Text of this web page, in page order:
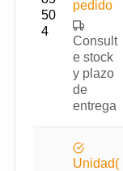
50
4
pedido
Consult
e stock
y plazo
de
entrega
Unidad(